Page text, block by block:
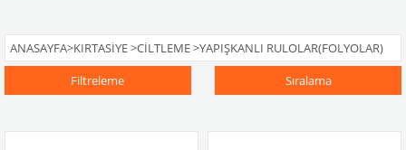
ANASAYFA>KIRTASIYE>CILTLEME>YAPIŞKANLI RULOLAR(FOLYOLAR)
Filtreleme
Sıralama